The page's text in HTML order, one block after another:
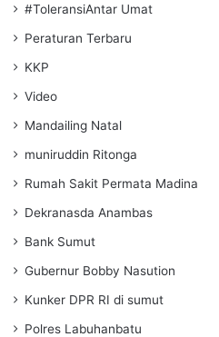
#ToleransiAntar Umat
Peraturan Terbaru
KKP
Video
Mandailing Natal
muniruddin Ritonga
Rumah Sakit Permata Madina
Dekranasda Anambas
Bank Sumut
Gubernur Bobby Nasution
Kunker DPR RI di sumut
Polres Labuhanbatu